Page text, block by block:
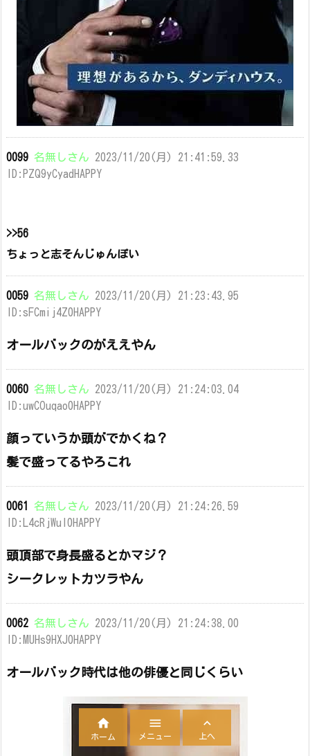
0099 名無しさん 2023/11/20(月) 21:41:59.33
ID:PZQ9yCyadHAPPY
>>56
ちょっと志そんじゅんぽい
0059 名無しさん 2023/11/20(月) 21:23:43.95
ID:sFCmij4Z0HAPPY
オールバックのがええやん
0060 名無しさん 2023/11/20(月) 21:24:03.04
ID:uwCOuqao0HAPPY
顔っていうか頭がでかくね？
髪で盛ってるやろこれ
0061 名無しさん 2023/11/20(月) 21:24:26.59
ID:L4cRjWul0HAPPY
頭頂部で身長盛るとかマジ？
シークレットカツラやん
0062 名無しさん 2023/11/20(月) 21:24:38.00
ID:MUHs9HXJ0HAPPY
オールバック時代は他の俳優と同じくらい

ホーム

メニュー

上へ